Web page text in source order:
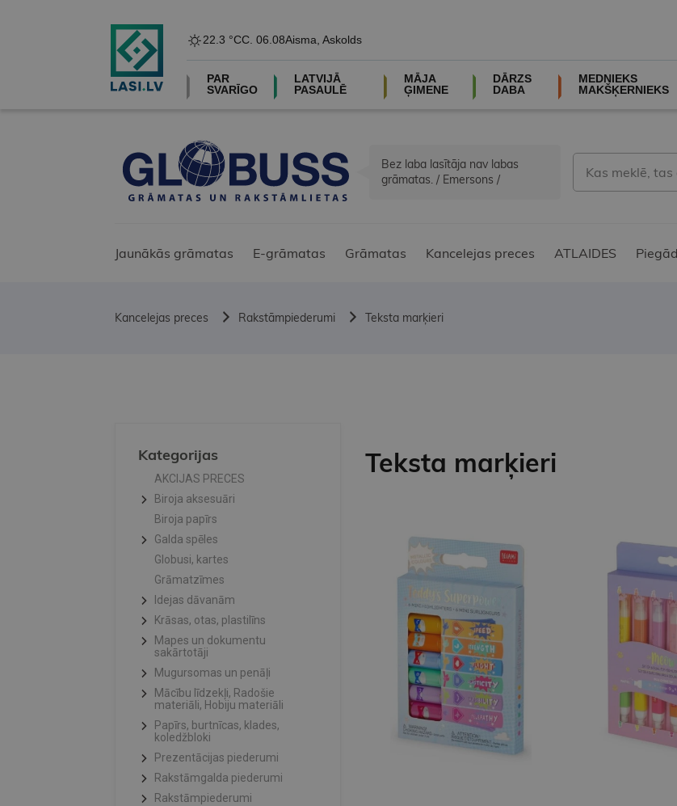
22.3 °CC. 06.08Aisma, Askolds
PAR
SVARĪGO
LATVIJĀ
PASAULĒ
MĀJA
ĢIMENE
DĀRZS
DABA
MEDNIEKS
MAKŠĶERNIEKS
Bez laba lasītāja nav labas
grāmatas. / Emersons /
Jaunākās grāmatas E-grāmatas Grāmatas Kancelejas preces ATLAIDES
Kancelejas preces Rakstāmpiederumi Teksta marķieri
Kategorijas
AKCIJAS PRECES
Biroja aksesuāri
Biroja papīrs
Galda spēles
Globusi, kartes
Grāmatzīmes
Idejas dāvanām
Krāsas, otas, plastilīns
Mapes un dokumentu
sakārtotāji
Mugursomas un penāļi
Mācību līdzekļi, Radošie
materiāli, Hobiju materiāli
Papīrs, burtnīcas, klades,
koledžbloki
Prezentācijas piederumi
Rakstāmgalda piederumi
Rakstāmpiederumi
Teksta marķieri